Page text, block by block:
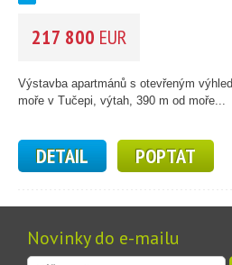
217 800 EUR
Výstavba apartmánů s otevřeným
moře v Tučepi, výtah, 390 m od moře...
DETAIL POPTAT
Novinky do e-mailu